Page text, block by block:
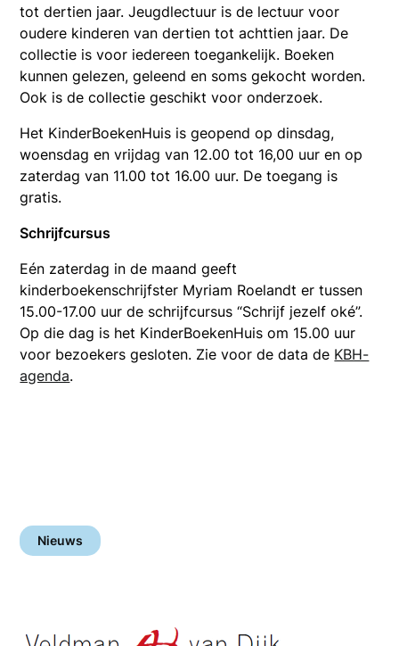
tot dertien jaar. Jeugdlectuur is de lectuur voor
oudere kinderen van dertien tot achttien jaar. De
collectie is voor iedereen toegankelijk. Boeken
kunnen gelezen, geleend en soms gekocht worden.
Ook is de collectie geschikt voor onderzoek.
Het KinderBoekenHuis is geopend op dinsdag,
woensdag en vrijdag van 12.00 tot 16,00 uur en op
zaterdag van 11.00 tot 16.00 uur. De toegang is
gratis.
Schrijfcursus
Eén zaterdag in de maand geeft
kinderboekenschrijfster Myriam Roelandt er tussen
15.00-17.00 uur de schrijfcursus “Schrijf jezelf oké”.
Op die dag is het KinderBoekenHuis om 15.00 uur
voor bezoekers gesloten. Zie voor de data de KBH-
agenda.
Nieuws